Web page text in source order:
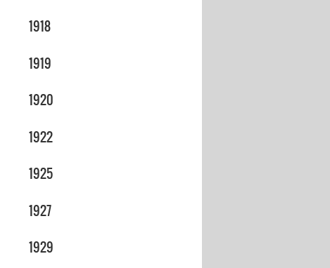
1918
1919
1920
1922
1925
1927
1929